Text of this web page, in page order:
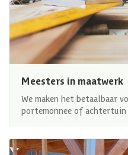
Meesters in maatwerk
We maken het betaalbaar
portemonnee of achtertuin